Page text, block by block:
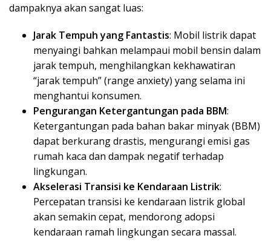
dampaknya akan sangat luas:
Jarak Tempuh yang Fantastis: Mobil listrik dapat
menyaingi bahkan melampaui mobil bensin dalam
jarak tempuh, menghilangkan kekhawatiran
“jarak tempuh” (range anxiety) yang selama ini
menghantui konsumen.
Pengurangan Ketergantungan pada BBM:
Ketergantungan pada bahan bakar minyak (BBM)
dapat berkurang drastis, mengurangi emisi gas
rumah kaca dan dampak negatif terhadap
lingkungan.
Akselerasi Transisi ke Kendaraan Listrik:
Percepatan transisi ke kendaraan listrik global
akan semakin cepat, mendorong adopsi
kendaraan ramah lingkungan secara massal.